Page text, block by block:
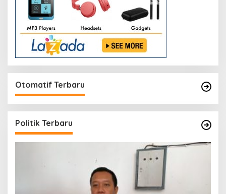
Otomatif Terbaru
Politik Terbaru